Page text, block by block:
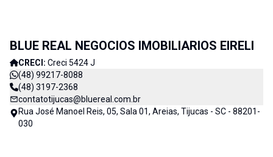
BLUE REAL NEGOCIOS IMOBILIARIOS EIRELI
CRECI: Creci 5424 J
(48) 99217-8088
(48) 3197-2368
contatotijucas@bluereal.com.br
Rua José Manoel Reis, 05, Sala 01, Areias, Tijucas - SC - 88201-
030